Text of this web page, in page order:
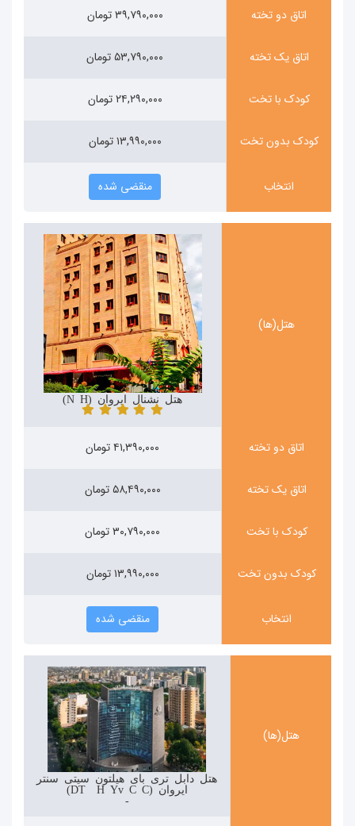
اتاق دو تخته ۳۹,۷۹۰,۰۰۰ تومان
اتاق یک تخته ۵۳,۷۹۰,۰۰۰ تومان
کودک با تخت ۲۴,۲۹۰,۰۰۰ تومان
کودک بدون تخت ۱۳,۹۹۰,۰۰۰ تومان
انتخاب منقضی شده
هتل(ها)
هتل نشنال ایروان (National Hotel)
اتاق دو تخته ۴۱,۳۹۰,۰۰۰ تومان
اتاق یک تخته ۵۸,۴۹۰,۰۰۰ تومان
کودک با تخت ۳۰,۷۹۰,۰۰۰ تومان
کودک بدون تخت ۱۳,۹۹۰,۰۰۰ تومان
انتخاب منقضی شده
هتل(ها)
هتل دابل تری بای هیلتون سیتی سنتر
ایروان (DoubleTree by Hilton Yerevan City Centre)
-